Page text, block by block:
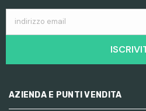
indirizzo email
AZIENDA E PUNTI VENDITA